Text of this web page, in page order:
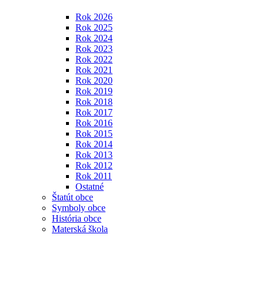
Rok 2026
Rok 2025
Rok 2024
Rok 2023
Rok 2022
Rok 2021
Rok 2020
Rok 2019
Rok 2018
Rok 2017
Rok 2016
Rok 2015
Rok 2014
Rok 2013
Rok 2012
Rok 2011
Ostatné
Štatút obce
Symboly obce
História obce
Materská škola